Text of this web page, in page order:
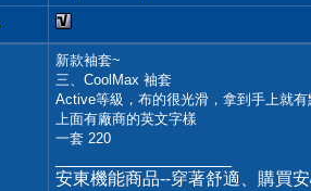
新款袖套~
三、CoolMax 袖套
Active等級，布的很光滑，拿到手上就
上面有廠商的英文字樣
一套 220
安東機能商品--穿著舒適、購買